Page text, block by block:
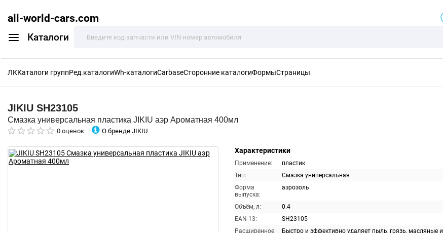
all-world-cars.com
Каталоги
ЛККаталоги группРед.каталогиWh-каталогиCarbaseСторонние каталогиФормыСтраницы
JIKIU SH23105
Смазка универсальная пластика JIKIU аэр Ароматная 400мл
0 оценок О бренде JIKIU
Характеристики
Применение:
пластик
Тип:
Смазка универсальная
Форма
выпуска:
аэрозоль
Объём, л:
0.4
EAN-13:
SH23105
Расширенное
Быстро и эффективно удаляет пыль, грязь, масляные и